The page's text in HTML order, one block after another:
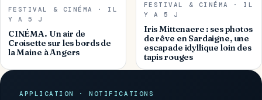
FESTIVAL & CINÉMA · IL
Y A 5 J
CINÉMA. Un air de
Croisette sur les bords de
la Maine à Angers
FESTIVAL & CINÉMA · IL
Y A 5 J
Iris Mittenaere : ses photos
de rêve en Sardaigne, une
escapade idyllique loin des
tapis rouges
APPLICATION · NOTIFICATIONS